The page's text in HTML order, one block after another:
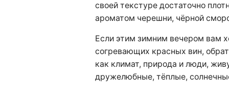
своей текстуре достаточно
ароматом черешни, чёрной
Если этим зимним вечером вам
согревающих красных вин,
как климат, природа и люди,
дружелюбные, тёплые,